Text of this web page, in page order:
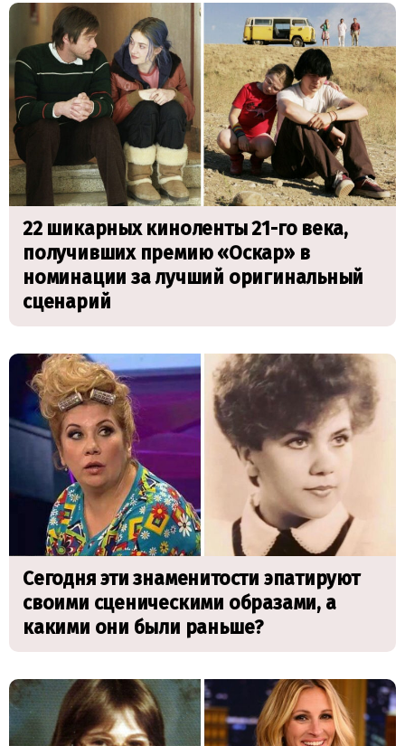
22 шикарных киноленты 21-го века,
получивших премию «Оскар» в
номинации за лучший оригинальный
сценарий
Сегодня эти знаменитости эпатируют
своими сценическими образами, а
какими они были раньше?